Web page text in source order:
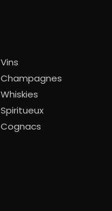
Vins
Champagnes
Whiskies
Spiritueux
Cognacs